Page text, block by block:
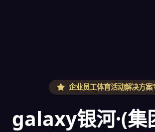
企业员工体育活动解决方案
galaxy银河·(集